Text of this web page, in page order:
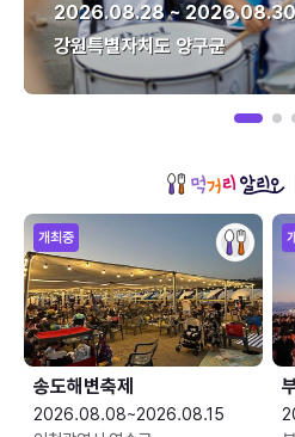
2026.08.28 ~ 2026.08.30
강원특별자치도 양구군
개최중
송도해변축제
2026.08.08~2026.08.15